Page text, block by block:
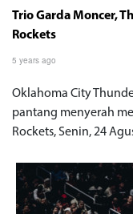
Trio Garda Moncer,
Rockets
5 years ago
Oklahoma City
pantang menyerah
Rockets, Senin, 24